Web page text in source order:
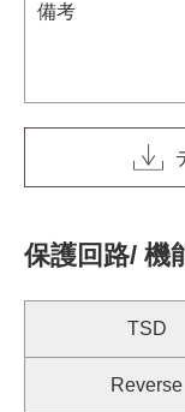
備考
保護回路/ 機
TSD
Reverse